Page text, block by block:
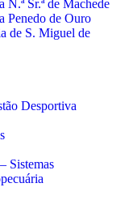
N.ª Sr.ª de Machede
Penedo de Ouro
de S. Miguel de
Desportiva
Sistemas